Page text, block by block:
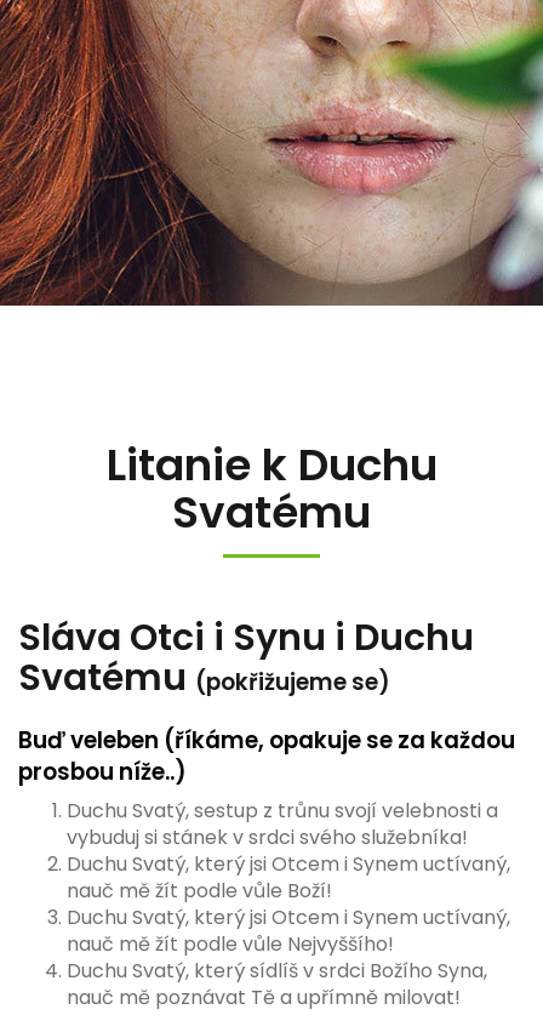
Litanie k Duchu
Svatému
Sláva Otci i Synu i Duchu
Svatému (pokřižujeme se)
Buď veleben (říkáme, opakuje se za každou
prosbou níže..)
Duchu Svatý, sestup z trůnu svojí velebnosti a
vybuduj si stánek v srdci svého služebníka!
Duchu Svatý, který jsi Otcem i Synem uctívaný,
nauč mě žít podle vůle Boží!
Duchu Svatý, který jsi Otcem i Synem uctívaný,
nauč mě žít podle vůle Nejvyššího!
Duchu Svatý, který sídlíš v srdci Božího Syna,
nauč mě poznávat Tě a upřímně milovat!